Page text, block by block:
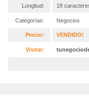
Longitud: 18
Categorías: Negocios
Precio: VENDIDO!
Visitar: